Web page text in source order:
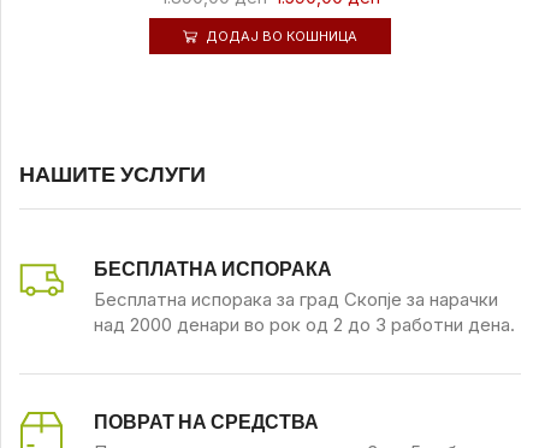
ДОДАЈ ВО КОШНИЦА
НАШИТЕ УСЛУГИ
БЕСПЛАТНА ИСПОРАКА
Бесплатна испорака за град Скопје за нарачки
над 2000 денари во рок од 2 до 3 работни дена.
ПОВРАТ НА СРЕДСТВА